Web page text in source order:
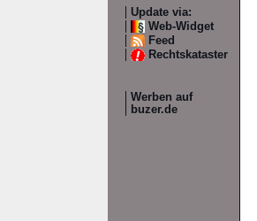
Update via:
Web-Widget
Feed
Rechtskataster
Werben auf
buzer.de